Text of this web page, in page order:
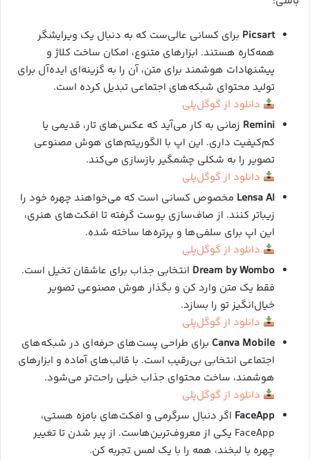
Picsart برای کسانی عالی‌ست که به دنبال یک ویرایشگر
همه‌کاره هستند. ابزارهای متنوع، امکان ساخت کلاژ و
پیشنهادات هوشمند برای متن، آن را به گزینه‌ای ایده‌آل برای
تولید محتوای شبکه‌های اجتماعی تبدیل کرده است.
دانلود از گوگل‌پلی
Remini زمانی به کار می‌آید که عکس‌های تار، قدیمی یا
کم‌کیفیت داری. این اپ با الگوریتم‌های هوش مصنوعی
تصویر را به شکلی چشمگیر بازسازی می‌کند.
دانلود از گوگل‌پلی
Lensa AI مخصوص کسانی است که می‌خواهند چهره‌ خود را
زیباتر کنند. از صاف‌سازی پوست گرفته تا افکت‌های هنری،
این اپ برای سلفی‌ها و پرتره‌ها ساخته شده.
دانلود از گوگل‌پلی
Dream by Wombo انتخابی جذاب برای عاشقان تخیل است.
فقط یک متن وارد کن و بگذار هوش مصنوعی تصویر
خیال‌انگیز تو را بسازد.
دانلود از گوگل‌پلی
Canva Mobile برای طراحی پست‌های حرفه‌ای در شبکه‌های
اجتماعی انتخابی بی‌رقیب است. با قالب‌های آماده و ابزارهای
هوشمند، ساخت محتوای جذاب خیلی راحت‌تر می‌شود.
دانلود از گوگل‌پلی
FaceApp اگر دنبال سرگرمی و افکت‌های بامزه هستی،
FaceApp یکی از معروف‌ترین‌هاست. از پیر شدن تا تغییر
چهره با لبخند، همه را با یک لمس تجربه کن.